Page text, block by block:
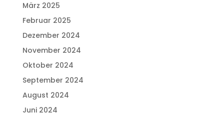
März 2025
Februar 2025
Dezember 2024
November 2024
Oktober 2024
September 2024
August 2024
Juni 2024